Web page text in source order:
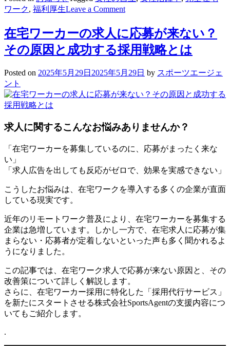
ワーク, 福利厚生Leave a Commenton
員
の“私
ら
さ”を
援
ユ
ー
福
厚
ご
紹
介！
在宅ワーカーの求人に応募が来ない？
その原因と成功する採用戦略とは
Posted on 2025年5月29日 2025年5月29日 by スポーツエージェ
ント
求人に関するこんなお悩みありませんか？
「在宅ワーカーを募集しているのに、応募がまったく来な
い」
「求人広告を出しても反応がゼロで、効果を実感できない」
こうしたお悩みは、在宅ワークを導入する多くの企業が直面
している現実です。
近年のリモートワーク普及により、在宅ワーカーを募集する
企業は急増しています。しかし一方で、在宅求人に応募が集
まらない・応募者が定着しないといった声も多く聞かれるよ
うになりました。
この記事では、在宅ワーク求人で応募が来ない原因と、その
改善策について詳しく解説します。
さらに、在宅ワーカー採用に特化した「採用代行サービス」
を新たにスタートさせる株式会社SportsAgentの支援内容につ
いてもご紹介します。
.